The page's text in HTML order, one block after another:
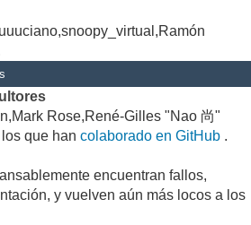
Rose,René-Gilles "Nao 尚"
que han colaborado en GitHub .
encuentran fallos,
y vuelven aún más locos a los